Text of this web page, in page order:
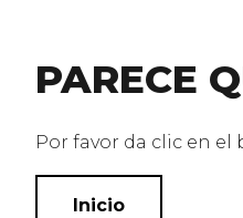
Franquicias
Colecciones
Noticias
PARECE
Por favor da clic en
Inicio